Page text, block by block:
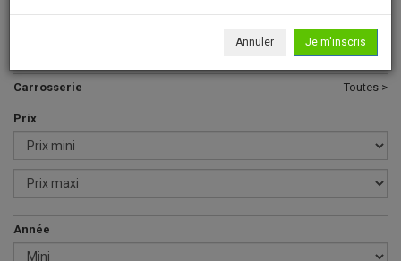
Two-Ten >
Carrosserie Toutes >
Prix
Année
Annuler Je m'inscris